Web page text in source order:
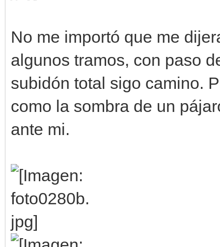
No me importó que me
algunos tramos, con paso
subidón total sigo camino.
como la sombra de un
ante mi.